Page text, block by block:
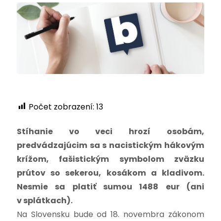
Počet zobrazení: 13
Stíhanie vo veci hrozí osobám,
predvádzajúcim sa s nacistickým hákovým
krížom, fašistickým symbolom zväzku
prútov so sekerou, kosákom a kladivom.
Nesmie sa platiť sumou 1488 eur (ani
v splátkach).
Na Slovensku bude od 18. novembra zákonom